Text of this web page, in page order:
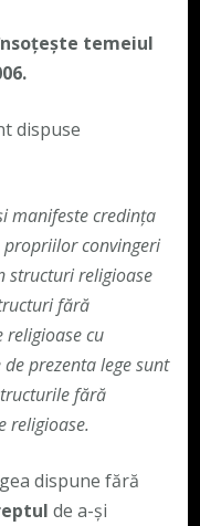
temeiul
dispuse
manifeste credința
convingeri
structuri religioase
fără
religioase cu
prezenta lege sunt
fără
religioase.
dispune fără
de a-și